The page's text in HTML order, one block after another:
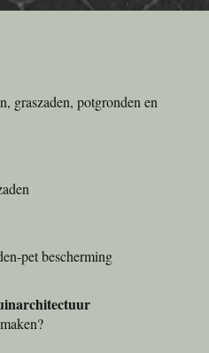
graszaden, potgronden en
pet bescherming